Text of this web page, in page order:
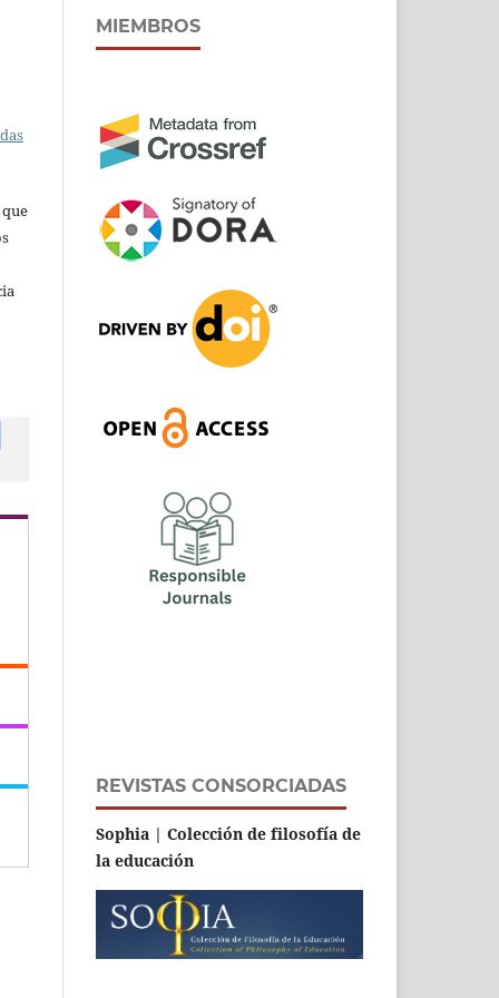
MIEMBROS
REVISTAS CONSORCIADAS
Sophia | Colección de filosofía de
la educación